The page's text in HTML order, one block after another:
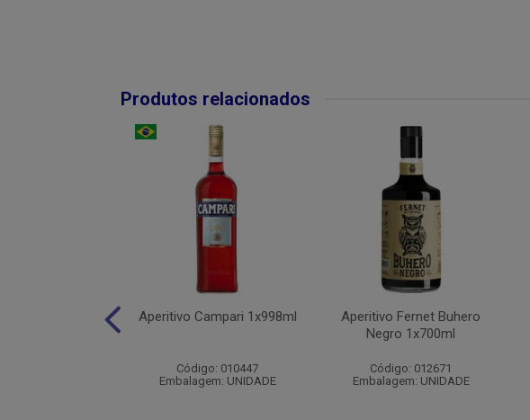
Produtos relacionados
Aperitivo Campari 1x998ml
Código: 010447
Embalagem: UNIDADE
Aperitivo Fernet Buhero
Negro 1x700ml
Código: 012671
Embalagem: UNIDADE